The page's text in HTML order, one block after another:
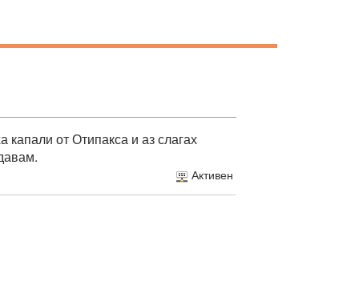
от Отипакса и аз слагах
Активен